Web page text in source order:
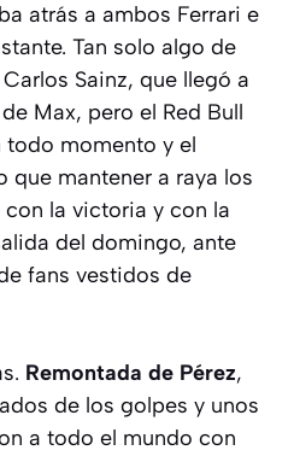
atrás a ambos Ferrari e
Tan solo algo de
Sainz, que llegó a
Max, pero el Red Bull
todo momento y el
que mantener a raya los
la victoria y con la
del domingo, ante
fans vestidos de
Remontada de Pérez,
de los golpes y unos
a todo el mundo con